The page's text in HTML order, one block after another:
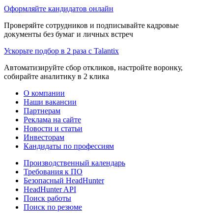
Оформляйте кандидатов онлайн
Проверяйте сотрудников и подписывайте кадровые
документы без бумаг и личных встреч
Ускорьте подбор в 2 раза с Talantix
Автоматизируйте сбор откликов, настройте воронку,
собирайте аналитику в 2 клика
О компании
Наши вакансии
Партнерам
Реклама на сайте
Новости и статьи
Инвесторам
Кандидаты по профессиям
Производственный календарь
Требования к ПО
Безопасный HeadHunter
HeadHunter API
Поиск работы
Поиск по резюме